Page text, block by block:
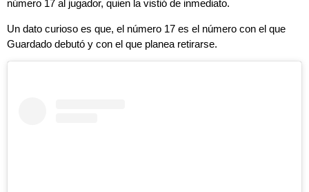
número 17 al jugador, quien la vistió de inmediato.
Un dato curioso es que, el número 17 es el número con el que
Guardado debutó y con el que planea retirarse.